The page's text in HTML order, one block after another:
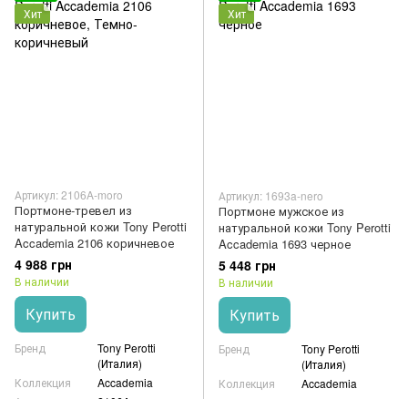
Хит
Артикул: 2106A-moro
Портмоне-тревел из
натуральной кожи Tony Perotti
Accademia 2106 коричневое
4 988 грн
В наличии
Купить
Бренд
Tony Perotti
(Италия)
Коллекция
Accademia
Хит
Артикул: 1693a-nero
Портмоне мужское из
натуральной кожи Tony Perotti
Accademia 1693 черное
5 448 грн
В наличии
Купить
Бренд
Tony Perotti
(Италия)
Коллекция
Accademia